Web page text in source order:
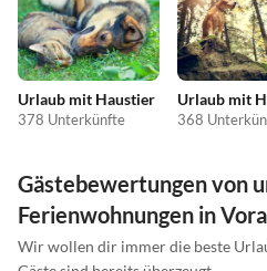
Urlaub mit Haustier
378 Unterkünfte
Urlaub mit
368
Gästebewertungen von
Ferienwohnungen in
Wir wollen dir immer die beste